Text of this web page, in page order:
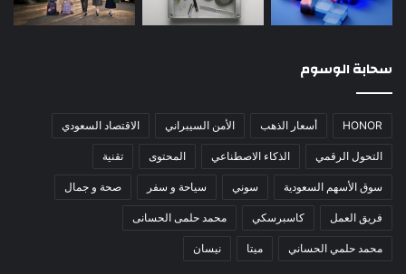
سحابة الوسوم
HONOR أسعار الذهب الأمن السيبراني الاقتصاد السعودي
التحول الرقمي الذكاء الاصطناعي المحتوى تقنية
سوق الأسهم السعودية سوني سياحة و سفر صحة و جمال
فريق العمل كاسبرسكي محمد حلمى الحسانى
محمد حلمي الحساني ميتا نيسان